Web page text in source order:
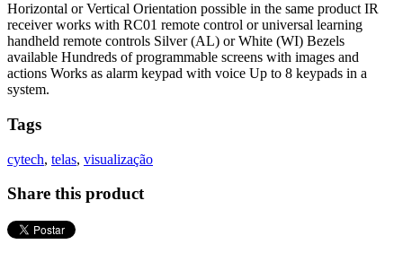
Horizontal or Vertical Orientation possible in the same product IR
receiver works with RC01 remote control or universal learning
handheld remote controls Silver (AL) or White (WI) Bezels
available Hundreds of programmable screens with images and
actions Works as alarm keypad with voice Up to 8 keypads in a
system.
Tags
cytech, telas, visualização
Share this product